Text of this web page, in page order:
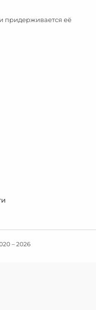
придерживается её
– 2026